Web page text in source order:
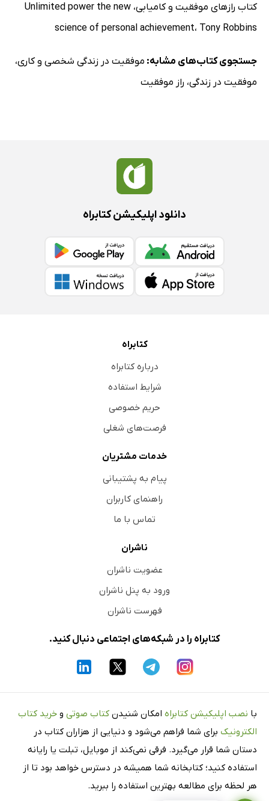
کتاب رازهای موفقیت و کامیابی، Unlimited power the new
science of personal achievement، Tony Robbins
جستجوی کتاب‌های مشابه: موفقیت در زندگی شخصی و کاری،
موفقیت در زندگی، راز موفقیت
دانلود اپلیکیشن کتابراه
کتابراه
درباره کتابراه
شرایط استفاده
حریم خصوصی
فرصت‌های شغلی
خدمات مشتریان
پیام به پشتیبانی
راهنمای کاربران
تماس با ما
ناشران
عضویت ناشران
ورود به پنل ناشران
فهرست ناشران
کتابراه را در شبکه‌های اجتماعی دنبال کنید.
با نصب اپلیکیشن کتابراه امکان شنیدن کتاب صوتی و خرید کتاب
الکترونیک برای شما فراهم می‌شود و دنیایی از هزاران کتاب در
دستان شما قرار می‌گیرد. فرقی نمی‌کند از موبایل، تبلت یا رایانه
استفاده کنید؛ کتابخانه شما همیشه در دسترس خواهد بود تا از
هر لحظه برای مطالعه بهترین استفاده را ببرید.